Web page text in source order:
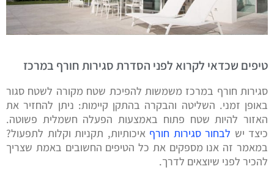
טיפים שכדאי לקרוא לפני הסדרת סגירות חורף במרכז
סגירות חורף במרכז משמשות להפיכת שטח מקורה לשטח סגור
באופן זמני. השליטה והבקרה בהתקן קיימות: ניתן להחזיר את
האזור להיות שטח פתוח באמצעות הפעלה חשמלית פשוטה.
כיצד יש לבחור סגירות חורףאיכותיות, תקניות וקלות לתפעול?
במאמר זה אנו מספקים את כל הטיפים החשובים באמת שצריך
להכיר לפני שיוצאים לדרך.